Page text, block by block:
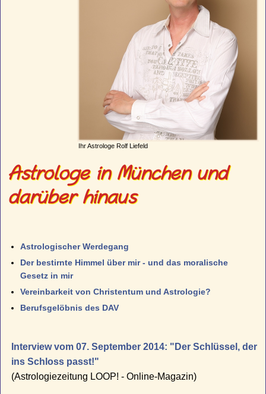
Ihr Astrologe Rolf Liefeld
Astrologe in München und
darüber hinaus
Astrologischer Werdegang
Der bestirnte Himmel über mir - und das moralische
Gesetz in mir
Vereinbarkeit von Christentum und Astrologie?
Berufsgelöbnis des DAV
Interview vom 07. September 2014: "Der Schlüssel, der
ins Schloss passt!"
(Astrologiezeitung LOOP! - Online-Magazin)